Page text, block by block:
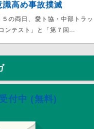
高め事故撲滅
の両日、愛ト協・中部トラッ
ンテスト」と「第７回…
付中 (無料)